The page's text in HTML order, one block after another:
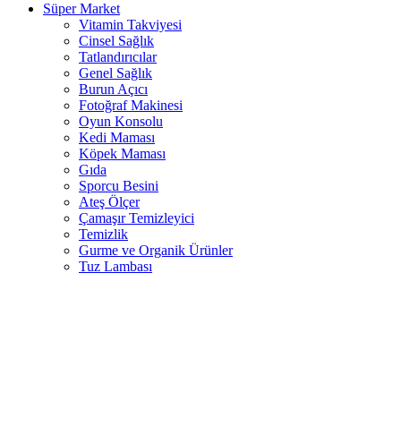
Süper Market
Vitamin Takviyesi
Cinsel Sağlık
Tatlandırıcılar
Genel Sağlık
Burun Açıcı
Fotoğraf Makinesi
Oyun Konsolu
Kedi Maması
Köpek Maması
Gıda
Sporcu Besini
Ateş Ölçer
Çamaşır Temizleyici
Temizlik
Gurme ve Organik Ürünler
Tuz Lambası